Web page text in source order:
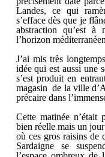
Landes, ce qui
s’efface dès que je
abstraction qu’est à
l’horizon
J’ai mis très
idée qui est aussi une
s’est produit en
magasin de la ville
précaire dans
Cette matinée n’était
bien réelle mais un
où ces gros raisins de
Sardaigne se